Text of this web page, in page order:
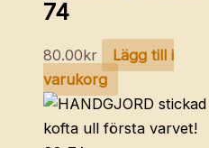
74
80.00kr
Lägg till i
varukorg